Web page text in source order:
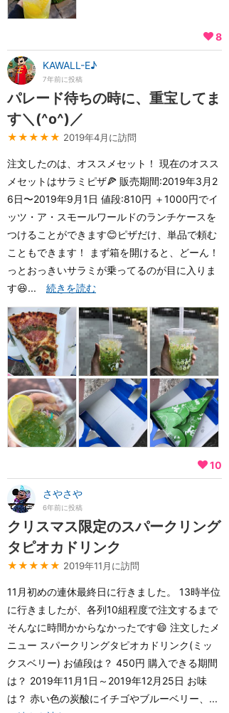
8
KAWALL-E♪
7年前に投稿
パレード待ちの時に、重宝してま
す＼(^o^)／
★★★★★ 2019年4月に訪問
注文したのは、オススメセット！ 現在のオスス
メセットはサラミピザ🍕 販売期間:2019年3月2
6日〜2019年9月1日 値段:810円 ＋1000円でイ
ッツ・ア・スモールワールドのランチケースを
つけることができます😊ピザだけ、単品で頼む
こともできます！ まず箱を開けると、どーん！
っとおっきいサラミが乗ってるのが目に入りま
す😆... 続きを読む
10
さやさや
6年前に投稿
クリスマス限定のスパークリング
タピオカドリンク
★★★★★ 2019年11月に訪問
11月初めの連休最終日に行きました。 13時半位
に行きましたが、各列10組程度で注文するまで
そんなに時間かからなかったです😄 注文したメ
ニュー スパークリングタピオカドリンク(ミッ
クスベリー) お値段は？ 450円 購入できる期間
は？ 2019年11月1日～2019年12月25日 お味
は？ 赤い色の炭酸にイチゴやブルーベリー、...